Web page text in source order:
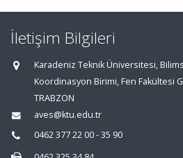
İletişim Bilgileri
Karadeniz Teknik Üniversitesi,
Koordinasyon Birimi, Fen Fakültesi
TRABZON
aves@ktu.edu.tr
0462 377 22 00 - 35 90